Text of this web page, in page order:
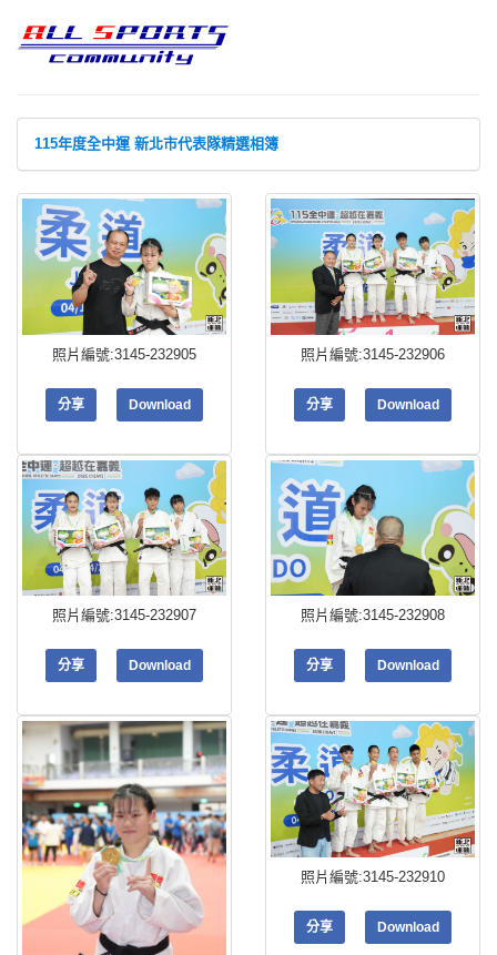
115年度全中運 新北市代表隊精選相簿
照片編號:3145-232905
分享 Download
照片編號:3145-232906
分享 Download
照片編號:3145-232907
分享 Download
照片編號:3145-232908
分享 Download
照片編號:3145-232910
分享 Download